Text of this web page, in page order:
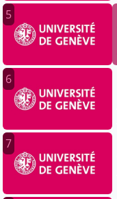
5
6
7